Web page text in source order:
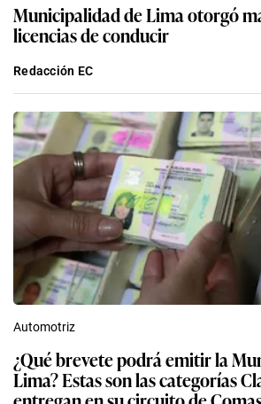
Municipalidad de Lima otorgó
licencias de conducir
Redacción EC
Automotriz
¿Qué brevete podrá emitir la
Lima? Estas son las categorías